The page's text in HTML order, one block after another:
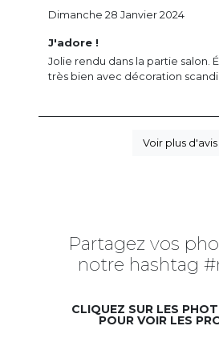
J'adore !
Jolie rendu dans la partie salon.
très bien avec décoration
Dimanche 28 Janvier 2024
Voir plus d'avis
Partagez vos
notre hashtag
CLIQUEZ SUR LES
POUR VOIR LES